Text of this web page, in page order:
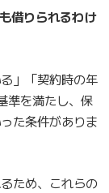
借りられるわけ
」「契約時の年
準を満たし、保
た条件がありま
ため、これらの